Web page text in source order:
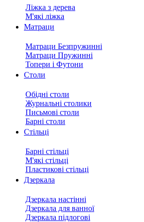
Ліжка з дерева
М'які ліжка
Матраци
Матраци Безпружинні
Матраци Пружинні
Топери і Футони
Столи
Обідні столи
Журнальні столики
Письмові столи
Барні столи
Стільці
Барні стільці
М'які стільці
Пластикові стільці
Дзеркала
Дзеркала настінні
Дзеркала для ванної
Дзеркала підлогові